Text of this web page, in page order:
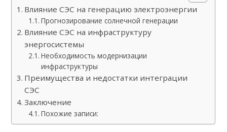
Влияние СЭС на генерацию электроэнергии
Прогнозирование солнечной генерации
Влияние СЭС на инфраструктуру
энергосистемы
Необходимость модернизации
инфраструктуры
Преимущества и недостатки интеграции
СЭС
Заключение
Похожие записи: